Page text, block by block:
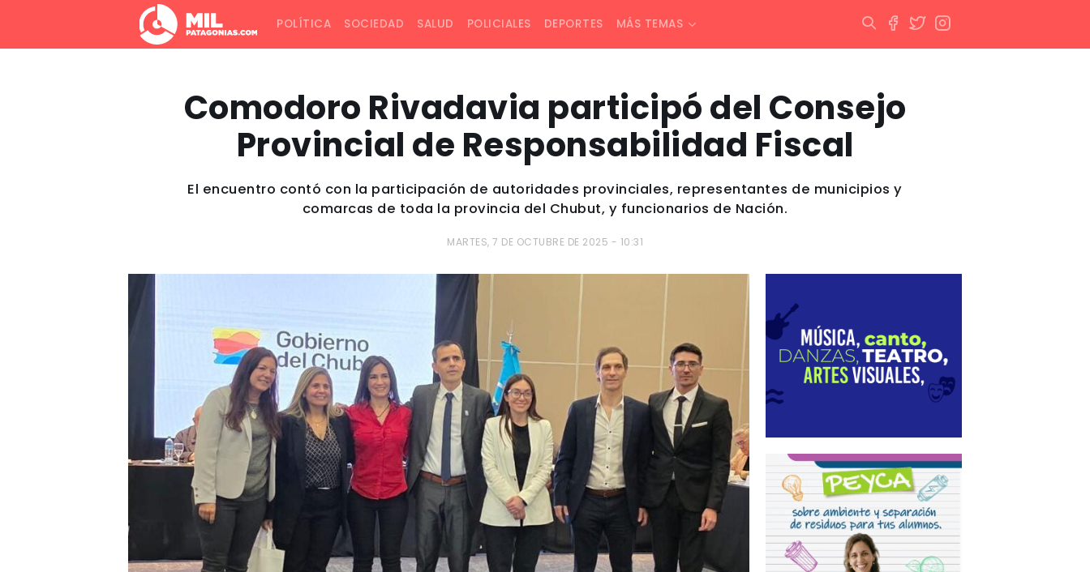
POLÍTICA SOCIEDAD SALUD POLICIALES DEPORTES MÁS TEMAS
Comodoro Rivadavia participó del Consejo
Provincial de Responsabilidad Fiscal
El encuentro contó con la participación de autoridades provinciales, representantes de municipios y
comarcas de toda la provincia del Chubut, y funcionarios de Nación.
MARTES, 7 DE OCTUBRE DE 2025 - 10:31